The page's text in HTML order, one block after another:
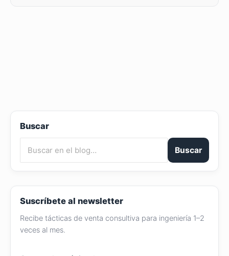
Buscar
Buscar
Suscríbete al newsletter
Recibe tácticas de venta consultiva para ingeniería 1–2
veces al mes.